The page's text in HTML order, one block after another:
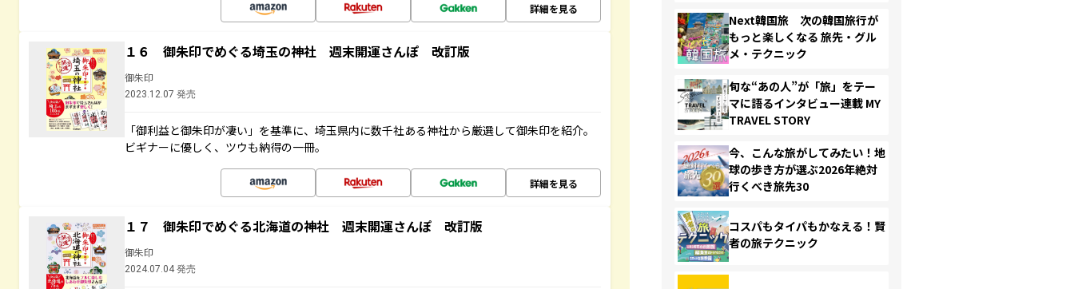
詳細を見る
１６ 御朱印でめぐる埼玉の神社 週末開運さんぽ 改訂版
御朱印
2023.12.07 発売
「御利益と御朱印が凄い」を基準に、埼玉県内に数千社ある神社から厳選して御朱印を紹介。
ビギナーに優しく、ツウも納得の一冊。
詳細を見る
１７ 御朱印でめぐる北海道の神社 週末開運さんぽ 改訂版
御朱印
2024.07.04 発売
Next韓国旅 次の韓国旅行が
もっと楽しくなる 旅先・グル
メ・テクニック
旬な“あの人”が「旅」をテー
マに語るインタビュー連載 MY
TRAVEL STORY
今、こんな旅がしてみたい！地
球の歩き方が選ぶ2026年絶対
行くべき旅先30
コスパもタイパもかなえる！賢
者の旅テクニック